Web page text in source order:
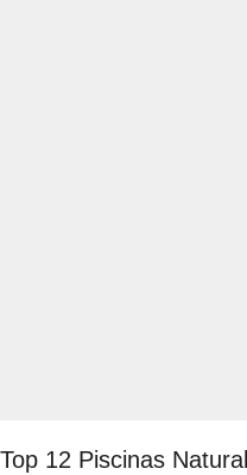
Top 12 Piscinas